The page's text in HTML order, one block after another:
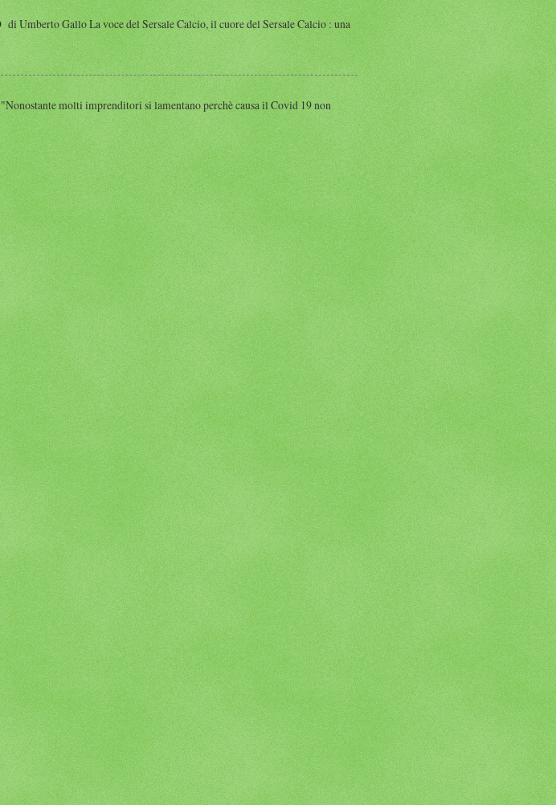
Umberto Gallo La voce del Sersale Calcio, il cuore del Sersale Calcio : una
molti imprenditori si lamentano perchè causa il Covid 19 non